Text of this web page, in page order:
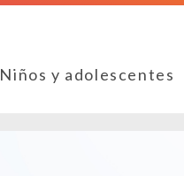
Niños y adolescentes